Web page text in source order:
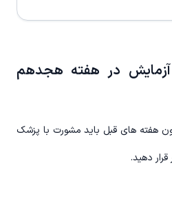
آزمایش در هفته هجدهم
هفته های قبل باید مشورت با پزشک
دهید.